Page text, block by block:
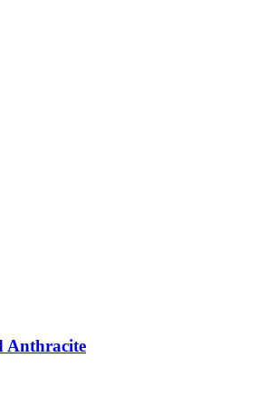
Anthracite